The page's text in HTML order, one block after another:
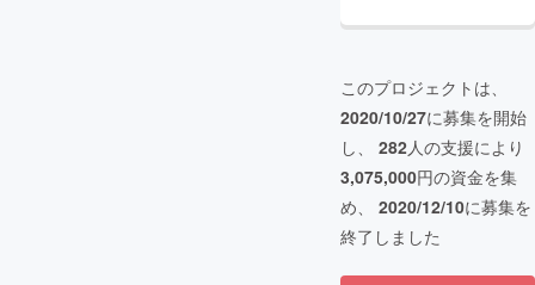
このプロジェクトは、
2020/10/27に募集を開始
し、 282人の支援により
3,075,000円の資金を集
め、 2020/12/10に募集を
終了しました